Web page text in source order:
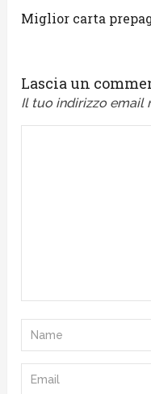
Miglior carta
Lascia un
Il tuo indirizzo email